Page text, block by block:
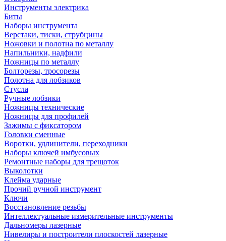
Инструменты электрика
Биты
Наборы инструмента
Верстаки, тиски, струбцины
Ножовки и полотна по металлу
Напильники, надфили
Ножницы по металлу
Болторезы, тросорезы
Полотна для лобзиков
Стусла
Ручные лобзики
Ножницы технические
Ножницы для профилей
Зажимы с фиксатором
Головки сменные
Воротки, удлинители, переходники
Наборы ключей имбусовых
Ремонтные наборы для трещоток
Выколотки
Клейма ударные
Прочий ручной инструмент
Ключи
Восстановление резьбы
Интеллектуальные измерительные инструменты
Дальномеры лазерные
Нивелиры и построители плоскостей лазерные